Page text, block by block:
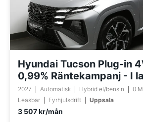
Hyundai Tucson Plug-in
0,99% Räntekampanj - I
2027 Automatisk Hybrid el/bensin 0
Leasbar
Fyrhjulsdrift Uppsala
3 507 kr/mån